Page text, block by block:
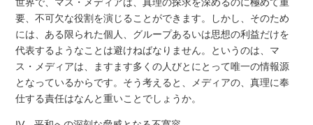
要、不可欠な役割を演じることができます。しかし、そのため
には、ある限られた個人、グループあるいは思想の利益だけを
代表するようなことは避けねばなりません。というのは、マ
ス・メディアは、ますます多くの人びとにとって唯一の情報源
となっているからです。そう考えると、メディアの、真理に奉
仕する責任はなんと重いことでしょうか。